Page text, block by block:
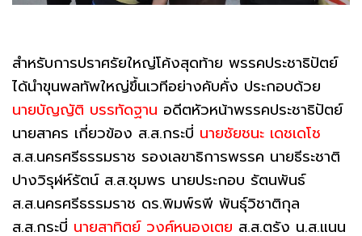
สำหรับการปราศรัยใหญ่โค้งสุดท้าย พรรคประชาธิปัตย์
ได้นำขุนพลทัพใหญ่ขึ้นเวทีอย่างคับคั่ง ประกอบด้วย
นายบัญญัติ บรรทัดฐาน อดีตหัวหน้าพรรคประชาธิปัตย์
นายสาคร เกี่ยวข้อง ส.ส.กระบี่ นายชัยชนะ เดชเดโช
ส.ส.นครศรีธรรมราช รองเลขาธิการพรรค นายธีระชาติ
ปางวิรุฬห์รัตน์ ส.ส.ชุมพร นายประกอบ รัตนพันธ์
ส.ส.นครศรีธรรมราช ดร.พิมพ์รพี พันธุ์วิชาติกุล
ส.ส.กระบี่ นายสาทิตย์ วงศ์หนองเตย ส.ส.ตรัง น.ส.แนน